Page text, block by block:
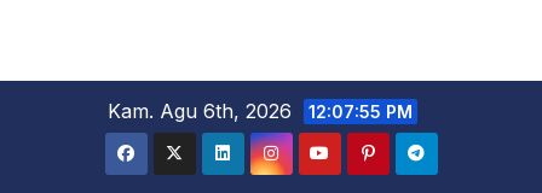
Kam. Agu 6th, 2026 12:07:56 PM